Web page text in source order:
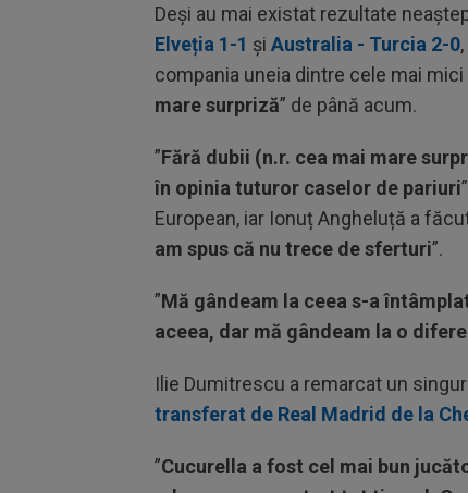
Deși au mai existat rezultate
Elveția 1-1 și Australia - Turcia 2-0
compania uneia dintre cele mai
mare surpriză” de până acum.
”Fără dubii (n.r. cea mai mare
în opinia tuturor caselor de pariuri
European, iar Ionuț Angheluță a
am spus că nu trece de sferturi”.
”Mă gândeam la ceea s-a
aceea, dar mă gândeam la o
Ilie Dumitrescu a remarcat un
transferat de Real Madrid de la
”Cucurella a fost cel mai bun